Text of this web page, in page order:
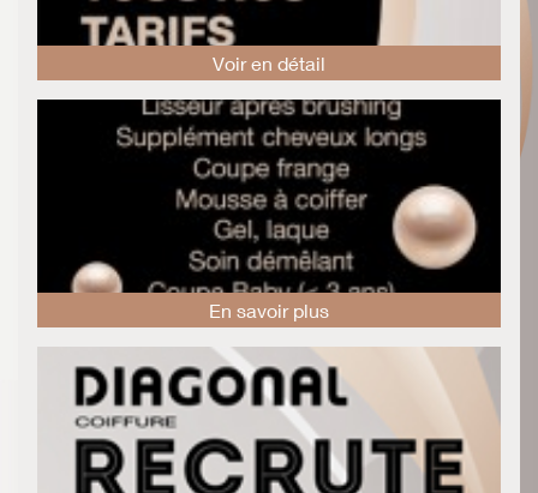
Voir en détail
En savoir plus